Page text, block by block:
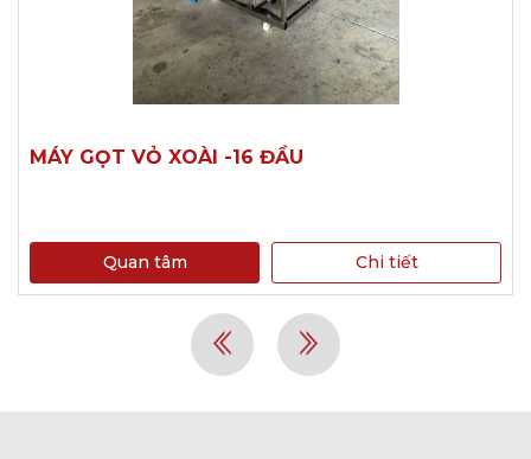
MÁY GỌT VỎ XOÀI -16 ĐẦU
Quan tâm Chi tiết